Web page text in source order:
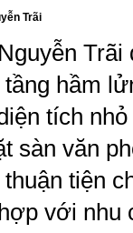
Trãi
hầm
tích
sàn văn
tiện
với nhu